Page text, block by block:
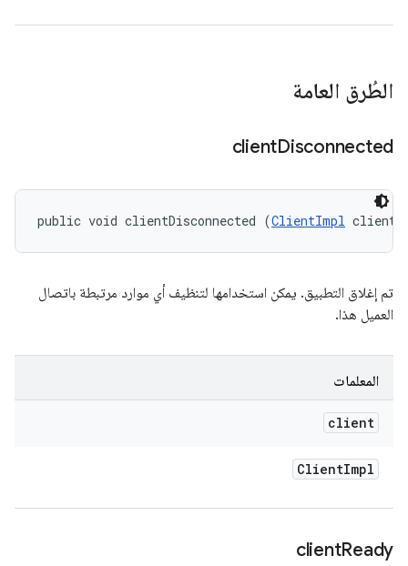
الطُرق العامة
clientDisconnected
public void clientDisconnected (ClientImpl client)
تم إغلاق التطبيق. يمكن استخدامها لتنظيف أي موارد مرتبطة باتصال
العميل هذا.
المعلمات
client
ClientImpl
clientReady